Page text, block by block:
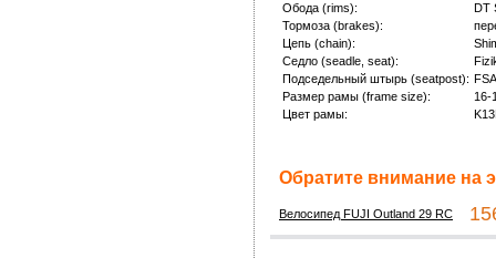
Обода (rims):
DT
Тормоза (brakes):
Цепь (chain):
Седло (seadle, seat):
Подседельный штырь (seatpost):
Размер рамы (frame size):
16-
Цвет рамы:
Обратите внимание на
Велосипед FUJI Outland 29 RC